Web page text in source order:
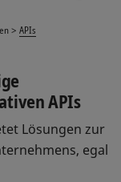
APIs
APIs
Lösungen zur
egal